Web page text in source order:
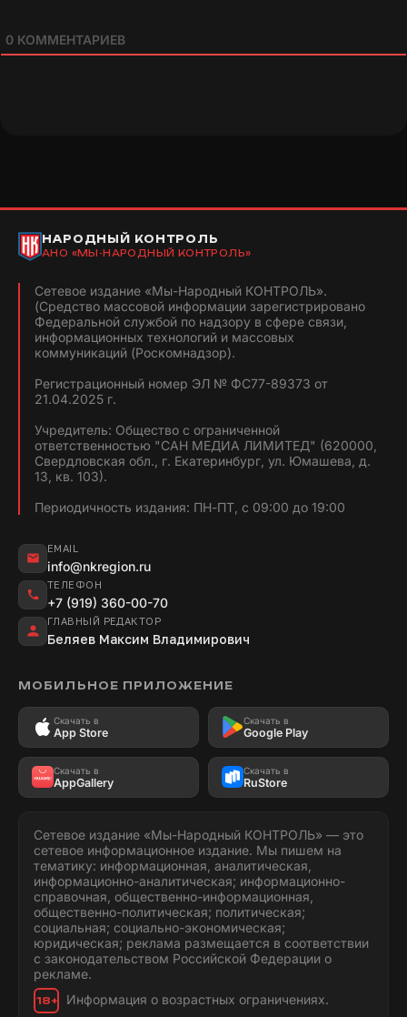
0 КОММЕНТАРИЕВ
НАРОДНЫЙ КОНТРОЛЬ
АНО «МЫ-НАРОДНЫЙ КОНТРОЛЬ»
Сетевое издание «Мы-Народный КОНТРОЛЬ».
(Средство массовой информации зарегистрировано
Федеральной службой по надзору в сфере связи,
информационных технологий и массовых
коммуникаций (Роскомнадзор).
Регистрационный номер ЭЛ № ФС77-89373 от
21.04.2025 г.
Учредитель: Общество с ограниченной
ответственностью "САН МЕДИА ЛИМИТЕД" (620000,
Свердловская обл., г. Екатеринбург, ул. Юмашева, д.
13, кв. 103).
Периодичность издания: ПН-ПТ, с 09:00 до 19:00
EMAIL
info@nkregion.ru
ТЕЛЕФОН
+7 (919) 360-00-70
ГЛАВНЫЙ РЕДАКТОР
Беляев Максим Владимирович
МОБИЛЬНОЕ ПРИЛОЖЕНИЕ
Скачать в
App Store
Скачать в
Google Play
Скачать в
AppGallery
Скачать в
RuStore
Сетевое издание «Мы-Народный КОНТРОЛЬ» — это
сетевое информационное издание. Мы пишем на
тематику: информационная, аналитическая,
информационно-аналитическая; информационно-
справочная, общественно-информационная,
общественно-политическая; политическая;
социальная; социально-экономическая;
юридическая; реклама размещается в соответствии
с законодательством Российской Федерации о
рекламе.
18+ Информация о возрастных ограничениях.